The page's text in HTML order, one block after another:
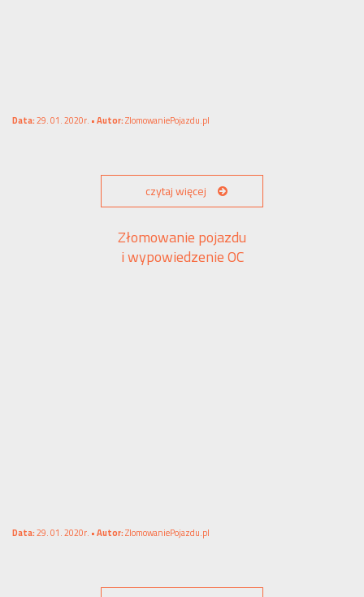
Data:29. 01. 2020r. •Autor:ZlomowaniePojazdu.pl
czytaj więcej
Złomowanie pojazdu
i wypowiedzenie OC
Data:29. 01. 2020r. •Autor:ZlomowaniePojazdu.pl